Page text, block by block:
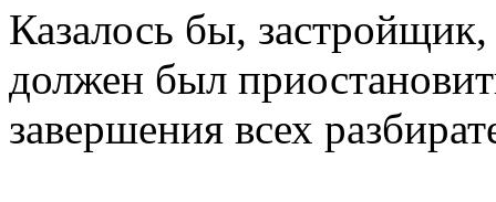
Казалось бы,
должен был
завершения всех